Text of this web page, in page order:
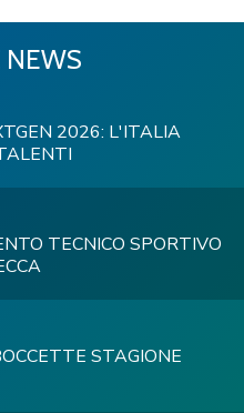
NEWS
2026: L'ITALIA
TECNICO SPORTIVO
STAGIONE